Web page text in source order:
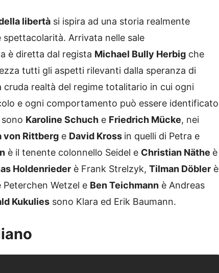
libertà si ispira ad una storia realmente
Arrivata nelle sale
è diretta dal regista Michael Bully Herbig che
tutti gli aspetti rilevanti dalla speranza di
cruda realtà del regime totalitario in cui ogni
e ogni comportamento può essere identificato
Karoline Schuch e Friedrich Mücke, nei
von Rittberg e David Kross in quelli di Petra e
è il tenente colonnello Seidel e Christian Näthe è
Holdenrieder è Frank Strelzyk, Tilman Döbler è
Peterchen Wetzel e Ben Teichmann è Andreas
Kukulies sono Klara ed Erik Baumann.